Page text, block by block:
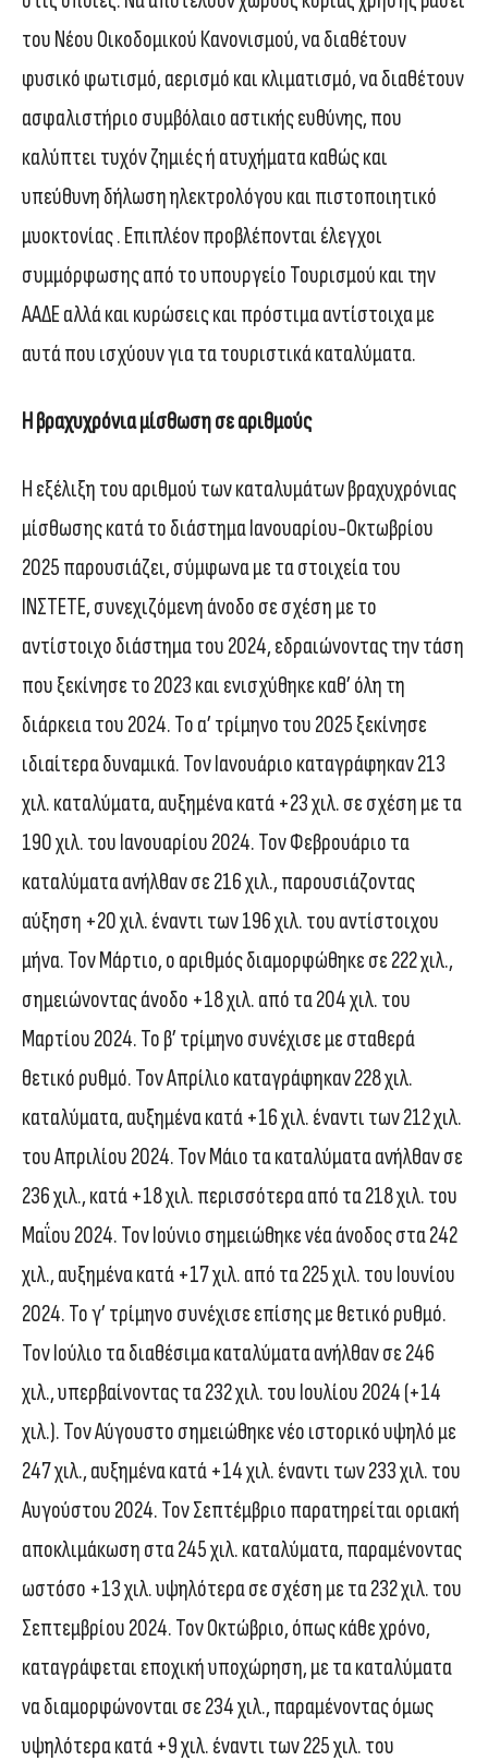
του Νέου Οικοδομικού Κανονισμού, να διαθέτουν
φυσικό φωτισμό, αερισμό και κλιματισμό, να διαθέτουν
ασφαλιστήριο συμβόλαιο αστικής ευθύνης, που
καλύπτει τυχόν ζημιές ή ατυχήματα καθώς και
υπεύθυνη δήλωση ηλεκτρολόγου και πιστοποιητικό
μυοκτονίας . Επιπλέον προβλέπονται έλεγχοι
συμμόρφωσης από το υπουργείο Τουρισμού και την
ΑΑΔΕ αλλά και κυρώσεις και πρόστιμα αντίστοιχα με
αυτά που ισχύουν για τα τουριστικά καταλύματα.
Η βραχυχρόνια μίσθωση σε αριθμούς
Η εξέλιξη του αριθμού των καταλυμάτων βραχυχρόνιας
μίσθωσης κατά το διάστημα Ιανουαρίου-Οκτωβρίου
2025 παρουσιάζει, σύμφωνα με τα στοιχεία του
ΙΝΣΤΕΤΕ, συνεχιζόμενη άνοδο σε σχέση με το
αντίστοιχο διάστημα του 2024, εδραιώνοντας την τάση
που ξεκίνησε το 2023 και ενισχύθηκε καθ’ όλη τη
διάρκεια του 2024. Το α’ τρίμηνο του 2025 ξεκίνησε
ιδιαίτερα δυναμικά. Τον Ιανουάριο καταγράφηκαν 213
χιλ. καταλύματα, αυξημένα κατά +23 χιλ. σε σχέση με τα
190 χιλ. του Ιανουαρίου 2024. Τον Φεβρουάριο τα
καταλύματα ανήλθαν σε 216 χιλ., παρουσιάζοντας
αύξηση +20 χιλ. έναντι των 196 χιλ. του αντίστοιχου
μήνα. Τον Μάρτιο, ο αριθμός διαμορφώθηκε σε 222 χιλ.,
σημειώνοντας άνοδο +18 χιλ. από τα 204 χιλ. του
Μαρτίου 2024. Το β’ τρίμηνο συνέχισε με σταθερά
θετικό ρυθμό. Τον Απρίλιο καταγράφηκαν 228 χιλ.
καταλύματα, αυξημένα κατά +16 χιλ. έναντι των 212 χιλ.
του Απριλίου 2024. Τον Μάιο τα καταλύματα ανήλθαν σε
236 χιλ., κατά +18 χιλ. περισσότερα από τα 218 χιλ. του
Μαΐου 2024. Τον Ιούνιο σημειώθηκε νέα άνοδος στα 242
χιλ., αυξημένα κατά +17 χιλ. από τα 225 χιλ. του Ιουνίου
2024. Το γ’ τρίμηνο συνέχισε επίσης με θετικό ρυθμό.
Τον Ιούλιο τα διαθέσιμα καταλύματα ανήλθαν σε 246
χιλ., υπερβαίνοντας τα 232 χιλ. του Ιουλίου 2024 (+14
χιλ.). Τον Αύγουστο σημειώθηκε νέο ιστορικό υψηλό με
247 χιλ., αυξημένα κατά +14 χιλ. έναντι των 233 χιλ. του
Αυγούστου 2024. Τον Σεπτέμβριο παρατηρείται οριακή
αποκλιμάκωση στα 245 χιλ. καταλύματα, παραμένοντας
ωστόσο +13 χιλ. υψηλότερα σε σχέση με τα 232 χιλ. του
Σεπτεμβρίου 2024. Τον Οκτώβριο, όπως κάθε χρόνο,
καταγράφεται εποχική υποχώρηση, με τα καταλύματα
να διαμορφώνονται σε 234 χιλ., παραμένοντας όμως
υψηλότερα κατά +9 χιλ. έναντι των 225 χιλ. του